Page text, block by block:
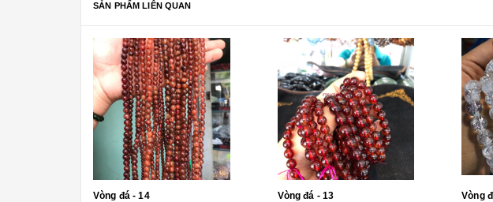
SẢN PHẨM LIÊN QUAN
Vòng đá - 14 Vòng đá - 13